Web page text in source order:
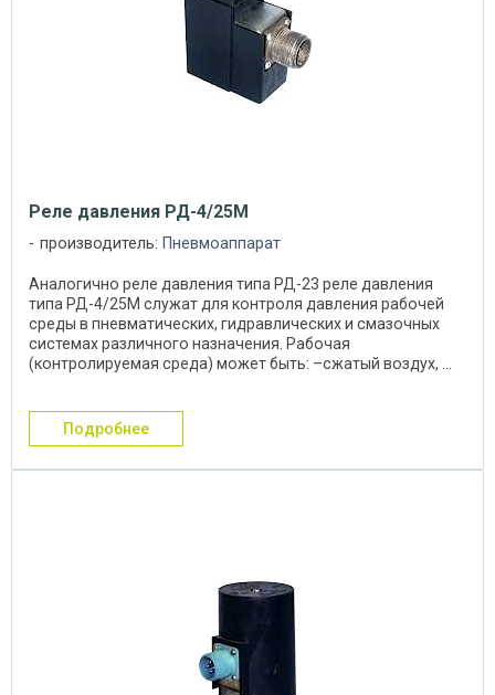
Реле давления РД-4/25М
производитель: Пневмоаппарат
Аналогично реле давления типа РД-23 реле давления
типа РД-4/25М служат для контроля давления рабочей
среды в пневматических, гидравлических и смазочных
системах различного назначения. Рабочая
(контролируемая среда) может быть: –сжатый воздух, ...
подробнее